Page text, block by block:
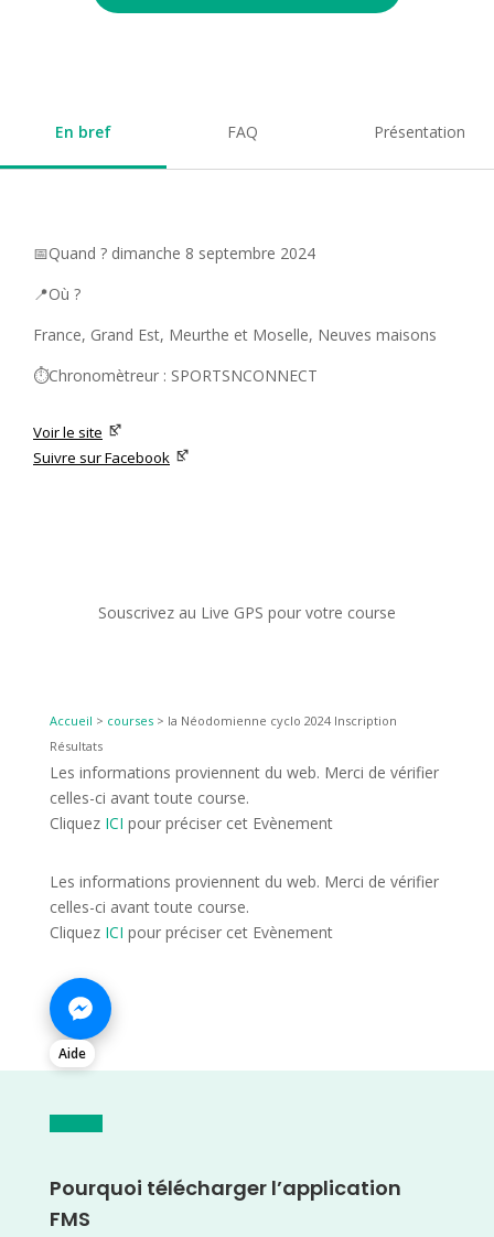
En bref FAQ Présentation
📅Quand ? dimanche 8 septembre 2024
📍Où ?
France, Grand Est, Meurthe et Moselle, Neuves maisons
⏱️Chronomètreur : SPORTSNCONNECT
Voir le site
Suivre sur Facebook
Souscrivez au Live GPS pour votre course
Accueil > courses> la Néodomienne cyclo 2024 Inscription
Résultats
Les informations proviennent du web. Merci de vérifier
celles-ci avant toute course.
Cliquez ICI pour préciser cet Evènement
Les informations proviennent du web. Merci de vérifier
celles-ci avant toute course.
Cliquez ICI pour préciser cet Evènement
Aide
Pourquoi télécharger l’application
FMS